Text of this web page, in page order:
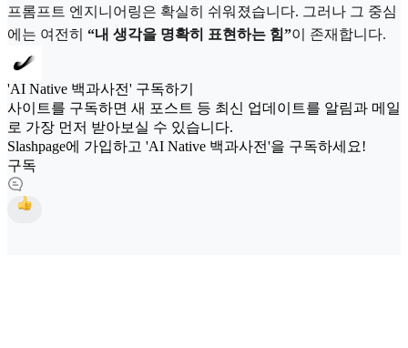
프롬프트 엔지니어링은 확실히 쉬워졌습니다. 그러나 그 중심
에는 여전히 “내 생각을 명확히 표현하는 힘”이 존재합니다.
'AI Native 백과사전' 구독하기
사이트를 구독하면 새 포스트 등 최신 업데이트를 알림과 메일
로 가장 먼저 받아보실 수 있습니다.
Slashpage에 가입하고 'AI Native 백과사전'을 구독하세요!
구독